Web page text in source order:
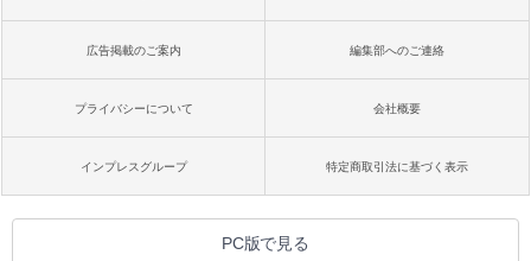
広告掲載のご案内 編集部へのご連絡
プライバシーについて 会社概要
インプレスグループ 特定商取引法に基づく表示
PC版で見る